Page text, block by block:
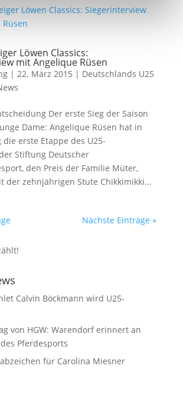
Löwen Classics:
mit Angelique Rüsen
| 22. März 2015 | Deutschlands U25
Der erste Sieg der Saison
Dame: Angelique Rüsen hat in
die erste Etappe des U25-
Stiftung Deutscher
den Preis der Familie Müter,
der zehnjährigen Stute Chikkimikki...
Nächste Einträge »
Calvin Böckmann wird U25-
von HGW: Warendorf erinnert an
Pferdesports
für Carolina Miesner